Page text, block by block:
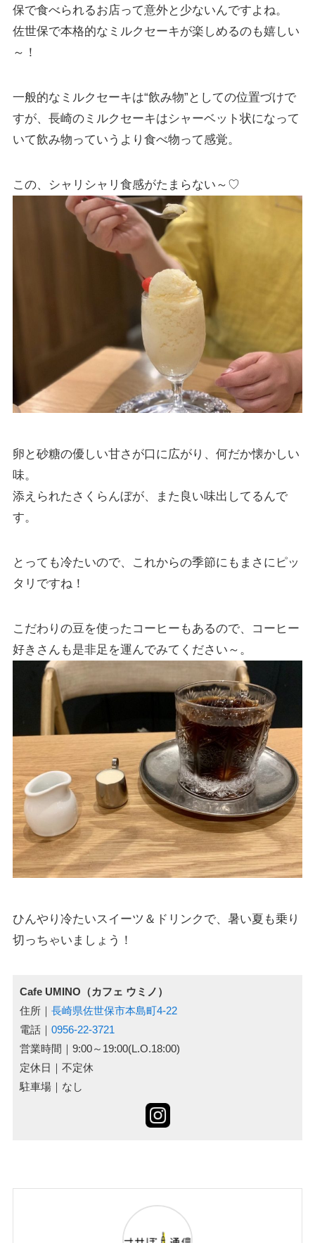
保で食べられるお店って意外と少ないんですよね。
佐世保で本格的なミルクセーキが楽しめるのも嬉しい
～！
一般的なミルクセーキは“飲み物”としての位置づけで
すが、長崎のミルクセーキはシャーベット状になって
いて飲み物っていうより食べ物って感覚。
この、シャリシャリ食感がたまらない～♡
卵と砂糖の優しい甘さが口に広がり、何だか懐かしい
味。
添えられたさくらんぼが、また良い味出してるんで
す。
とっても冷たいので、これからの季節にもまさにピッ
タリですね！
こだわりの豆を使ったコーヒーもあるので、コーヒー
好きさんも是非足を運んでみてください～。
ひんやり冷たいスイーツ＆ドリンクで、暑い夏も乗り
切っちゃいましょう！
Cafe UMINO（カフェ ウミノ）
住所｜ 長崎県佐世保市本島町4-22
電話｜ 0956-22-3721
営業時間｜9:00～19:00(L.O.18:00)
定休日｜不定休
駐車場｜なし